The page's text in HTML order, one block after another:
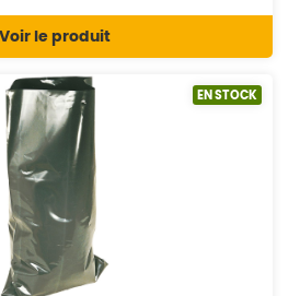
Voir le produit
EN STOCK